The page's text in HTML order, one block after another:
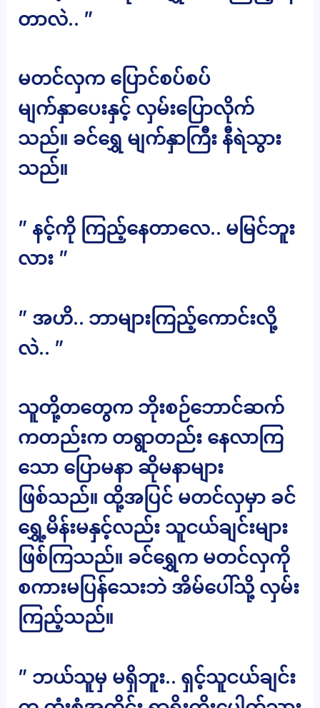
တာလဲ.. ”
မတင်လှက ပြောင်စပ်စပ်
မျက်နှာပေးနှင့် လှမ်းပြောလိုက်
သည်။ ခင်ရွှေ မျက်နှာကြီး နီရဲသွား
သည်။
” နင့်ကို ကြည့်နေတာလေ.. မမြင်ဘူး
လား ”
” အဟိ.. ဘာများကြည့်ကောင်းလို့
လဲ.. ”
သူတို့တတွေက ဘိုးစဉ်ဘောင်ဆက်
ကတည်းက တရွာတည်း နေလာကြ
သော ပြောမနာ ဆိုမနာများ
ဖြစ်သည်။ ထို့အပြင် မတင်လှမှာ ခင်
ရွှေ့မိန်းမနှင့်လည်း သူငယ်ချင်းများ
ဖြစ်ကြသည်။ ခင်ရွှေက မတင်လှကို
စကားမပြန်သေးဘဲ အိမ်ပေါ်သို့ လှမ်း
ကြည့်သည်။
” ဘယ်သူမှ မရှိဘူး.. ရှင့်သူငယ်ချင်း